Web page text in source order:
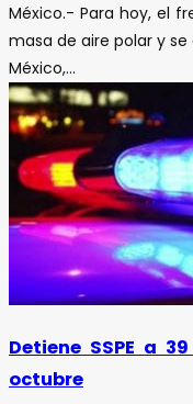
México.- Para hoy, el
masa de aire polar y
México,...
Detiene SSPE a
octubre